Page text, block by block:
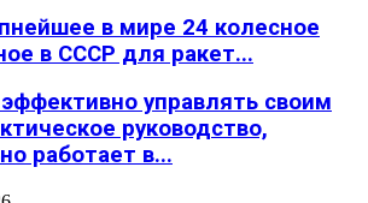
в мире 24 колесное
в СССР для ракет...
управлять своим
руководство,
работает в...